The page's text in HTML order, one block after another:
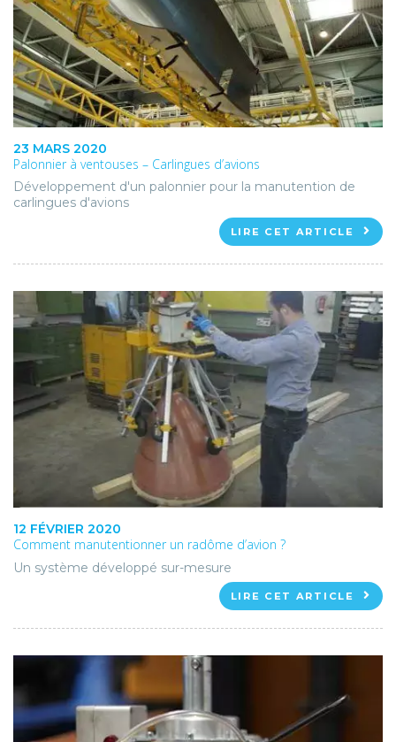
23 MARS 2020
Palonnier à ventouses – Carlingues d’avions
Développement d'un palonnier pour la manutention de
carlingues d'avions
LIRE CET ARTICLE
12 FÉVRIER 2020
Comment manutentionner un radôme d’avion ?
Un système développé sur-mesure
LIRE CET ARTICLE